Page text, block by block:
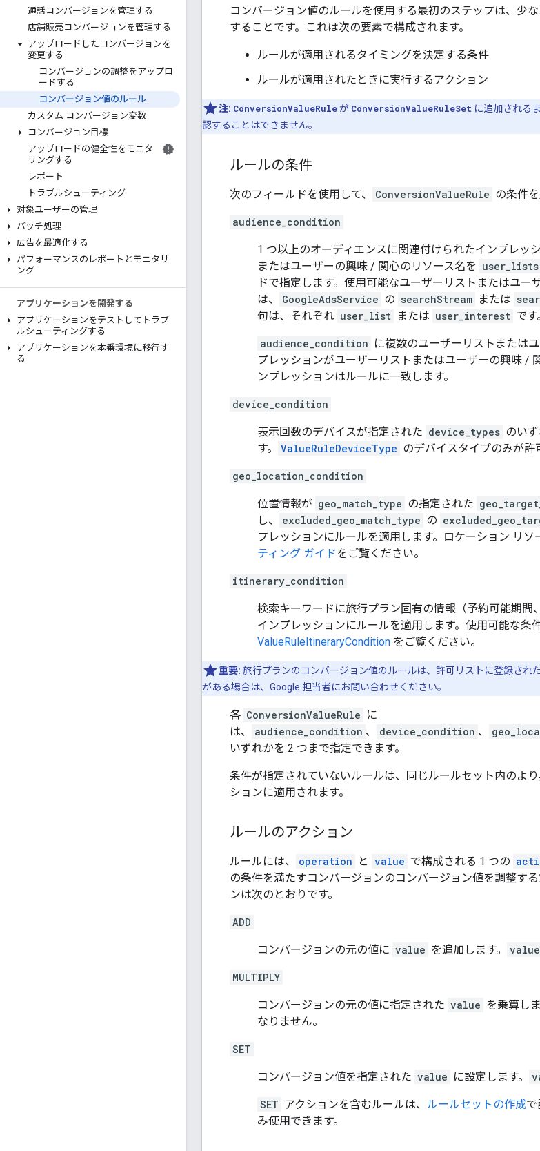
通話コンバージョンを管理する
店舗販売コンバージョンを管理する
アップロードしたコンバージョンを
変更する
コンバージョンの調整をアップロ
ードする
コンバージョン値のルール
カスタム コンバージョン変数
コンバージョン目標
アップロードの健全性をモニタ
リングする
レポート
トラブルシューティング
対象ユーザーの管理
バッチ処理
広告を最適化する
パフォーマンスのレポートとモニタリ
ング
アプリケーションを開発する
アプリケーションをテストしてトラブ
ルシューティングする
アプリケーションを本番環境に移行す
る
コンバージョン値のルールを使用する最初のステップは、少
することです。これは次の要素で構成されます。
ルールが適用されるタイミングを決定する条件
ルールが適用されたときに実行するアクション
注: ConversionValueRuleが ConversionValueRuleSet に追加される
認することはできません。
ルールの条件
次のフィールドを使用して、 ConversionValueRule の条件を
audience_condition
1 つ以上のオーディエンスに関連付けられたインプレッ
またはユーザーの興味 / 関心のリソース名を user_lists
ドで指定します。使用可能なユーザーリストまたはユ
は、
GoogleAdsService の searchStream または
句は、それぞれ user_list または user_interest です
audience_condition に複数のユーザーリストまたは
プレッションがユーザーリストまたはユーザーの興味 /
ンプレッションはルールに一致します。
device_condition
表示回数のデバイスが指定された device_types のい
す。
ValueRuleDeviceType のデバイスタイプのみが許
geo_location_condition
位置情報が geo_match_type の指定された
し、
excluded_geo_match_type の
プレッションにルールを適用します。
ロケーション リソ
ティング ガイドをご覧ください。
itinerary_condition
検索キーワードに旅行プラン固有の情報（予約可能期
インプレッションにルールを適用します。使用可能な条
ValueRuleItineraryCondition をご覧ください。
重要: 旅行プランのコンバージョン値のルールは、許可リストに登録さ
がある場合は、Google 担当者にお問い合わせください。
各 ConversionValueRule に
は、
audience_condition 、 device_condition 、
いずれかを 2 つまで指定できます。
条件が指定されていないルールは、同じルールセット内のよ
ションに適用されます。
ルールのアクション
ルールには、 operation と value で構成される 1 つの
の条件を満たすコンバージョンのコンバージョン値を調整す
ンは次のとおりです。
ADD
コンバージョンの元の値に value を追加します。 value
MULTIPLY
コンバージョンの元の値に指定された value を乗算しま
なりません。
SET
コンバージョン値を指定された value に設定します。
SET アクションを含むルールは、 ルールセットの作成
み使用できます。